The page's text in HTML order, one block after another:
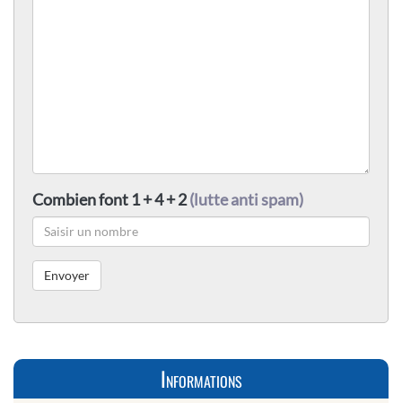
Combien font 1 + 4 + 2(lutte anti spam)
Informations